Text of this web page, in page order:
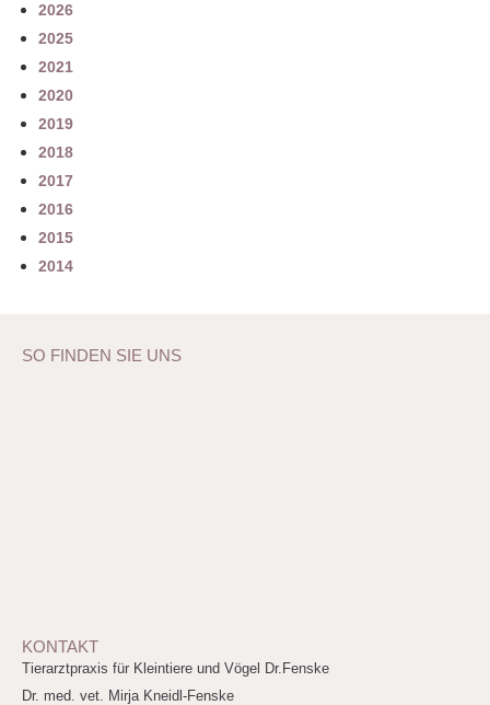
2026
2025
2021
2020
2019
2018
2017
2016
2015
2014
SO FINDEN SIE UNS
KONTAKT
Tierarztpraxis für Kleintiere und Vögel Dr.Fenske
Dr. med. vet. Mirja Kneidl-Fenske